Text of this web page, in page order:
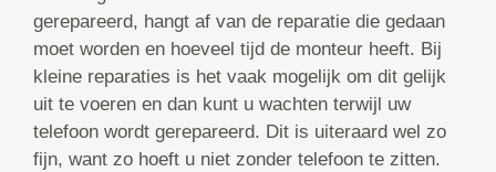
gerepareerd, hangt af van de reparatie die gedaan
moet worden en hoeveel tijd de monteur heeft. Bij
kleine reparaties is het vaak mogelijk om dit gelijk
uit te voeren en dan kunt u wachten terwijl uw
telefoon wordt gerepareerd. Dit is uiteraard wel zo
fijn, want zo hoeft u niet zonder telefoon te zitten.